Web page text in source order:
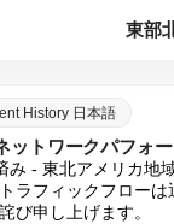
History 日本語
ットワークパフォ
み - 東北アメリカ地
ラフィックフロー
び申し上げます。